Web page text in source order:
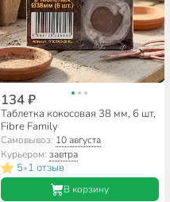
134 ₽
Таблетка кокосовая 38 мм, 6 шт,
Fibre Family
Самовывоз: 10 августа
Курьером: завтра
5•1 отзыв
В корзину